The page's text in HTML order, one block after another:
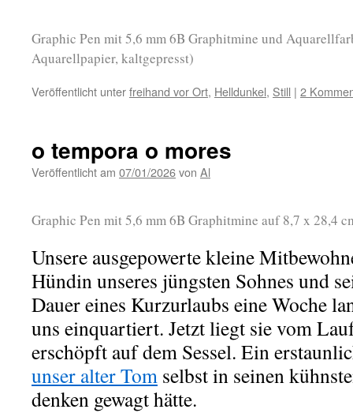
Graphic Pen mit 5,6 mm 6B Graphitmine und
Aquarellpapier, kaltgepresst)
Veröffentlicht unterfreihand vor Ort, Helldunkel, Still | 2
o tempora o mores
Veröffentlicht am 07/01/2026von Al
Graphic Pen mit 5,6 mm 6B Graphitmine auf 8,7 x 28,4
Unsere ausgepowerte kleine
Hündin unseres jüngsten Sohnes und
Dauer eines Kurzurlaubs eine Woche
uns einquartiert. Jetzt liegt sie vom
erschöpft auf dem Sessel. Ein
unser alter Tom selbst in seinen
denken gewagt hätte.